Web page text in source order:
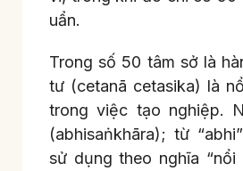
uẩn.
Trong số 50 tâm sở là
tư (cetanā cetasika) là
trong việc tạo nghiệp.
(abhisaṅkhāra); từ
sử dụng theo nghĩa “nổi